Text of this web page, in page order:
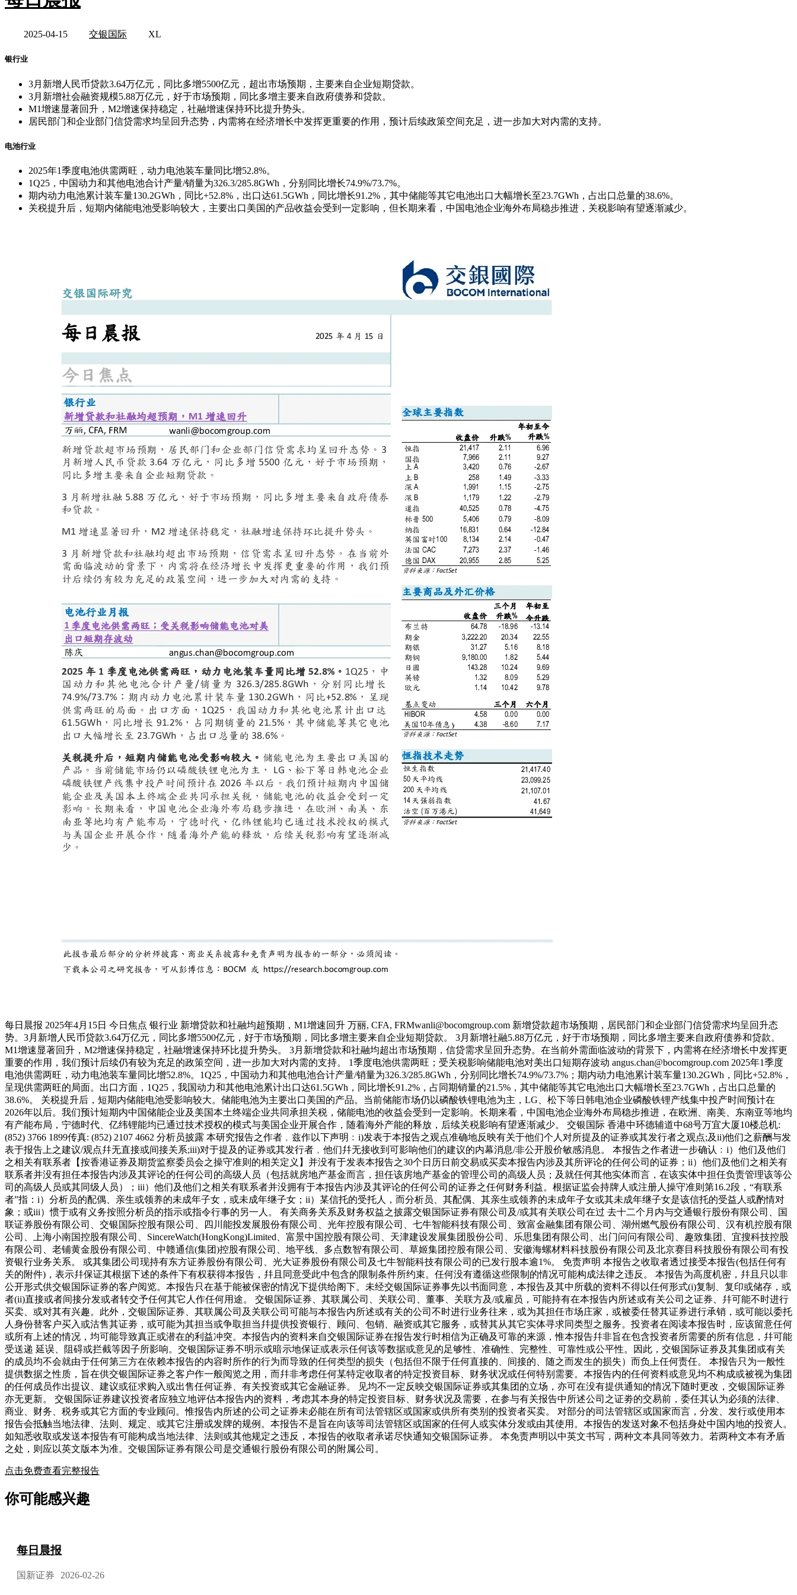
2025-04-15 交银国际 XL
银行业
3月新增人民币贷款3.64万亿元，同比多增5500亿元，超出市场预期，主要来自企业短期贷款。
3月新增社会融资规模5.88万亿元，好于市场预期，同比多增主要来自政府债券和贷款。
M1增速显著回升，M2增速保持稳定，社融增速保持环比提升势头。
居民部门和企业部门信贷需求均呈回升态势，内需将在经济增长中发挥更重要的作用，预计后续政策空间充足，进一步加大对内需的支持。
电池行业
2025年1季度电池供需两旺，动力电池装车量同比增52.8%。
1Q25，中国动力和其他电池合计产量/销量为326.3/285.8GWh，分别同比增长74.9%/73.7%。
期内动力电池累计装车量130.2GWh，同比+52.8%，出口达61.5GWh，同比增长91.2%，其中储能等其它电池出口大幅增长至23.7GWh，占出口总量的38.6%。
关税提升后，短期内储能电池受影响较大，主要出口美国的产品收益会受到一定影响，但长期来看，中国电池企业海外布局稳步推进，关税影响有望逐渐减少。
每日晨报 2025年4月15日 今日焦点 银行业 新增贷款和社融均超预期，M1增速回升 万丽, CFA, FRMwanli@bocomgroup.com 新增贷款超市场预期，居民部门和企业部门信贷需求均呈回升态
势。3月新增人民币贷款3.64万亿元，同比多增5500亿元，好于市场预期，同比多增主要来自企业短期贷款。 3月新增社融5.88万亿元，好于市场预期，同比多增主要来自政府债券和贷款。
M1增速显著回升，M2增速保持稳定，社融增速保持环比提升势头。 3月新增贷款和社融均超出市场预期，信贷需求呈回升态势。在当前外需面临波动的背景下，内需将在经济增长中发挥更
重要的作用，我们预计后续仍有较为充足的政策空间，进一步加大对内需的支持。 1季度电池供需两旺；受关税影响储能电池对美出口短期存波动 angus.chan@bocomgroup.com 2025年1季度
电池供需两旺，动力电池装车量同比增52.8%。1Q25，中国动力和其他电池合计产量/销量为326.3/285.8GWh，分别同比增长74.9%/73.7%；期内动力电池累计装车量130.2GWh，同比+52.8%，
呈现供需两旺的局面。出口方面，1Q25，我国动力和其他电池累计出口达61.5GWh，同比增长91.2%，占同期销量的21.5%，其中储能等其它电池出口大幅增长至23.7GWh，占出口总量的
38.6%。 关税提升后，短期内储能电池受影响较大。储能电池为主要出口美国的产品。当前储能市场仍以磷酸铁锂电池为主，LG、松下等日韩电池企业磷酸铁锂产线集中投产时间预计在
2026年以后。我们预计短期内中国储能企业及美国本土终端企业共同承担关税，储能电池的收益会受到一定影响。长期来看，中国电池企业海外布局稳步推进，在欧洲、南美、东南亚等地均
有产能布局，宁德时代、亿纬锂能均已通过技术授权的模式与美国企业开展合作，随着海外产能的释放，后续关税影响有望逐渐减少。 交银国际 香港中环德辅道中68号万宜大厦10楼总机:
(852) 3766 1899传真: (852) 2107 4662 分析员披露 本研究报告之作者﹐兹作以下声明﹕i)发表于本报告之观点准确地反映有关于他们个人对所提及的证券或其发行者之观点;及ii)他们之薪酬与发
表于报告上之建议/观点幷无直接或间接关系;iii)对于提及的证券或其发行者﹐他们幷无接收到可影响他们的建议的内幕消息/非公开股价敏感消息。 本报告之作者进一步确认﹕i）他们及他们
之相关有联系者【按香港证券及期货监察委员会之操守准则的相关定义】并没有于发表本报告之30个日历日前交易或买卖本报告内涉及其所评论的任何公司的证券；ii）他们及他们之相关有
联系者并没有担任本报告内涉及其评论的任何公司的高级人员（包括就房地产基金而言，担任该房地产基金的管理公司的高级人员；及就任何其他实体而言，在该实体中担任负责管理该等公
司的高级人员或其同级人员）；iii）他们及他们之相关有联系者并没拥有于本报告内涉及其评论的任何公司的证券之任何财务利益。根据证监会持牌人或注册人操守准则第16.2段，“有联系
者”指：i）分析员的配偶、亲生或领养的未成年子女，或未成年继子女；ii）某信托的受托人，而分析员、其配偶、其亲生或领养的未成年子女或其未成年继子女是该信托的受益人或酌情对
象；或iii）惯于或有义务按照分析员的指示或指令行事的另一人。 有关商务关系及财务权益之披露交银国际证券有限公司及/或其有关联公司在过 去十二个月内与交通银行股份有限公司、国
联证券股份有限公司、交银国际控股有限公司、四川能投发展股份有限公司、光年控股有限公司、七牛智能科技有限公司、致富金融集团有限公司、湖州燃气股份有限公司、汉有机控股有限
公司、上海小南国控股有限公司、SincereWatch(HongKong)Limited、富景中国控股有限公司、天津建设发展集团股份公司、乐思集团有限公司、出门问问有限公司、趣致集团、宜搜科技控股
有限公司、老铺黄金股份有限公司、中赣通信(集团)控股有限公司、地平线、多点数智有限公司、草姬集团控股有限公司、安徽海螺材料科技股份有限公司及北京赛目科技股份有限公司有投
资银行业务关系。 或其集团公司现持有东方证券股份有限公司、光大证券股份有限公司及七牛智能科技有限公司的已发行股本逾1%。 免责声明 本报告之收取者透过接受本报告(包括任何有
关的附件)，表示幷保证其根据下述的条件下有权获得本报告，幷且同意受此中包含的限制条件所约束。任何没有遵循这些限制的情况可能构成法律之违反。 本报告为高度机密，幷且只以非
公开形式供交银国际证券的客户阅览。本报告只在基于能被保密的情况下提供给阁下。未经交银国际证券事先以书面同意，本报告及其中所载的资料不得以任何形式(i)复制、复印或储存，或
者(ii)直接或者间接分发或者转交予任何其它人作任何用途。 交银国际证券、其联属公司、关联公司、董事、关联方及/或雇员，可能持有在本报告内所述或有关公司之证券、幷可能不时进行
买卖、或对其有兴趣。此外，交银国际证券、其联属公司及关联公司可能与本报告内所述或有关的公司不时进行业务往来，或为其担任市场庄家，或被委任替其证券进行承销，或可能以委托
人身份替客户买入或沽售其证劵，或可能为其担当或争取担当幷提供投资银行、顾问、包销、融资或其它服务，或替其从其它实体寻求同类型之服务。投资者在阅读本报告时，应该留意任何
或所有上述的情况，均可能导致真正或潜在的利益冲突。本报告内的资料来自交银国际证券在报告发行时相信为正确及可靠的来源，惟本报告幷非旨在包含投资者所需要的所有信息，幷可能
受送递 延误、阻碍或拦截等因子所影响。交银国际证券不明示或暗示地保证或表示任何该等数据或意见的足够性、准确性、完整性、可靠性或公平性。因此，交银国际证券及其集团或有关
的成员均不会就由于任何第三方在依赖本报告的内容时所作的行为而导致的任何类型的损失（包括但不限于任何直接的、间接的、随之而发生的损失）而负上任何责任。 本报告只为一般性
提供数据之性质，旨在供交银国际证券之客户作一般阅览之用，而幷非考虑任何某特定收取者的特定投资目标、财务状况或任何特别需要。本报告内的任何资料或意见均不构成或被视为集团
的任何成员作出提议、建议或征求购入或出售任何证券、有关投资或其它金融证券。 见均不一定反映交银国际证券或其集团的立场，亦可在没有提供通知的情况下随时更改，交银国际证券
亦无更新。 交银国际证券建议投资者应独立地评估本报告内的资料，考虑其本身的特定投资目标、财务状况及需要，在参与有关报告中所述公司之证劵的交易前，委任其认为必须的法律、
商业、财务、税务或其它方面的专业顾问。惟报告内所述的公司之证券未必能在所有司法管辖区或国家或供所有类别的投资者买卖。 对部分的司法管辖区或国家而言，分发、发行或使用本
报告会抵触当地法律、法则、规定、或其它注册或发牌的规例。本报告不是旨在向该等司法管辖区或国家的任何人或实体分发或由其使用。本报告的发送对象不包括身处中国内地的投资人。
如知悉收取或发送本报告有可能构成当地法律、法则或其他规定之违反，本报告的收取者承诺尽快通知交银国际证券。 本免责声明以中英文书写，两种文本具同等效力。若两种文本有矛盾
之处，则应以英文版本为准。交银国际证券有限公司是交通银行股份有限公司的附属公司。
点击免费查看完整报告
你可能感兴趣
每日晨报
国新证券 2026-02-26